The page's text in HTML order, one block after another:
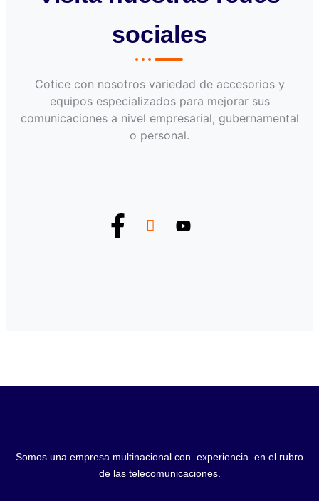
sociales
Cotice con nosotros variedad de accesorios y
equipos especializados para mejorar sus
comunicaciones a nivel empresarial, gubernamental
o personal.
Somos una empresa multinacional con experiencia en el rubro
de las telecomunicaciones.